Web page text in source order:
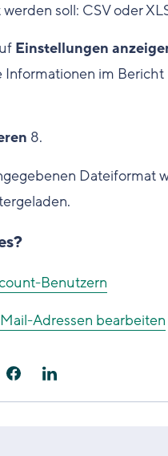
soll: CSV oder
Einstellungen
Informationen im Bericht
8.
Dateiformat
Benutzern
Adressen bearbeiten